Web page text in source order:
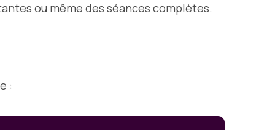
ou même des séances complètes.
: